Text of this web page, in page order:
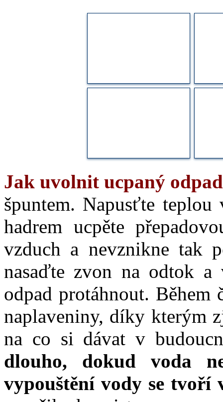
Jak uvolnit ucpaný
špuntem. Napusťte
hadrem ucpěte
vzduch a nevznikne tak
nasaďte zvon na odtok a
odpad protáhnout. Během
naplaveniny, díky kterým
na co si dávat v
dlouho, dokud voda
vypouštění vody se